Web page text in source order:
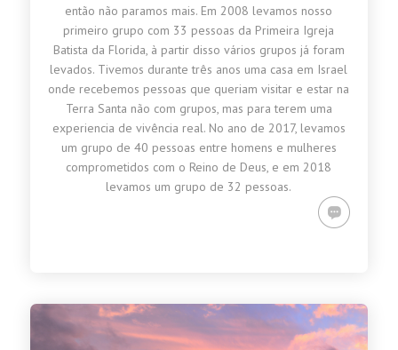
então não paramos mais. Em 2008 levamos nosso
primeiro grupo com 33 pessoas da Primeira Igreja
Batista da Florida, à partir disso vários grupos já foram
levados. Tivemos durante três anos uma casa em Israel
onde recebemos pessoas que queriam visitar e estar na
Terra Santa não com grupos, mas para terem uma
experiencia de vivência real. No ano de 2017, levamos
um grupo de 40 pessoas entre homens e mulheres
comprometidos com o Reino de Deus, e em 2018
levamos um grupo de 32 pessoas.